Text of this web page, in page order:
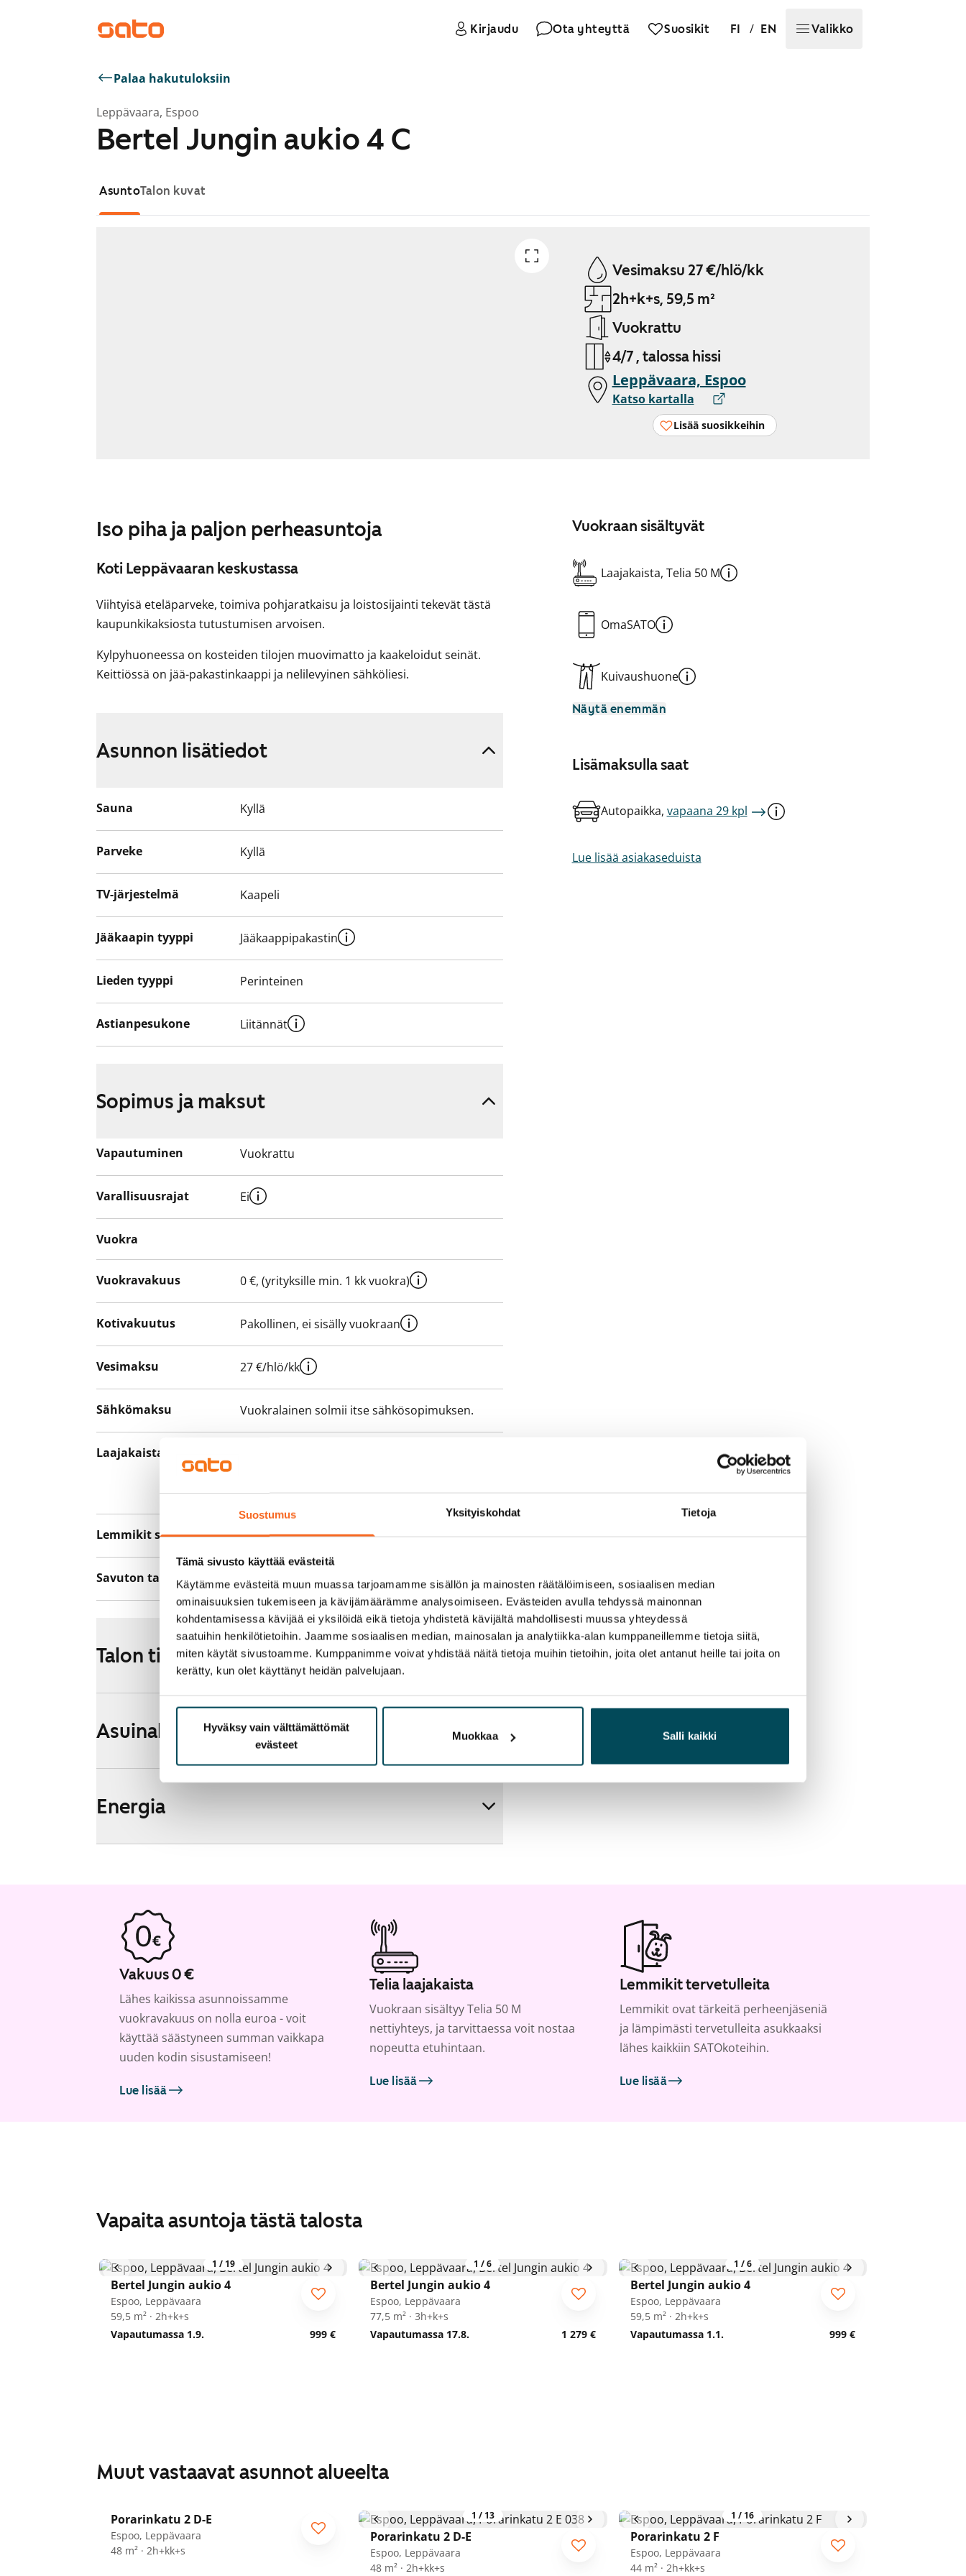
Suostumus Yksityiskohdat Tietoja
Tämä sivusto käyttää evästeitä
Käytämme evästeitä muun muassa tarjoamamme sisällön ja mainosten räätälöimiseen, sosiaalisen median
ominaisuuksien tukemiseen ja kävijämäärämme analysoimiseen. Evästeiden avulla tehdyssä mainonnan
kohdentamisessa kävijää ei yksilöidä eikä tietoja yhdistetä kävijältä mahdollisesti muussa yhteydessä
saatuihin henkilötietoihin. Jaamme sosiaalisen median, mainosalan ja analytiikka-alan kumppaneillemme tietoja siitä,
miten käytät sivustoamme. Kumppanimme voivat yhdistää näitä tietoja muihin tietoihin, joita olet antanut heille tai joita on
kerätty, kun olet käyttänyt heidän palvelujaan.
Hyväksy vain välttämättömät
evästeet
Muokkaa Salli kaikki
Kirjaudu Ota yhteyttä Suosikit FI / EN Valikko
Palaa hakutuloksiin
Leppävaara, Espoo
Bertel Jungin aukio 4 C
AsuntoTalon kuvat
Vesimaksu 27 €/hlö/kk
2h+k+s, 59,5 m²
Vuokrattu
4/7 , talossa hissi
Leppävaara, Espoo
Katso kartalla
Lisää suosikkeihin
Iso piha ja paljon perheasuntoja
Koti Leppävaaran keskustassa
Viihtyisä eteläparveke, toimiva pohjaratkaisu ja loistosijainti tekevät tästä
kaupunkikaksiosta tutustumisen arvoisen.
Kylpyhuoneessa on kosteiden tilojen muovimatto ja kaakeloidut seinät.
Keittiössä on jää-pakastinkaappi ja nelilevyinen sähköliesi.
Vuokraan sisältyvät
Laajakaista, Telia 50 M
OmaSATO
Kuivaushuone
Näytä enemmän
Lisämaksulla saat
Autopaikka, vapaana 29 kpl
Lue lisää asiakaseduista
Asunnon lisätiedot
Sauna Kyllä
Parveke Kyllä
TV-järjestelmä Kaapeli
Jääkaapin tyyppi Jääkaappipakastin
Lieden tyyppi Perinteinen
Astianpesukone Liitännät
Sopimus ja maksut
Vapautuminen Vuokrattu
Varallisuusrajat Ei
Vuokra
Vuokravakuus 0 €, (yrityksille min. 1 kk vuokra)
Kotivakuutus Pakollinen, ei sisälly vuokraan
Vesimaksu 27 €/hlö/kk
Sähkömaksu Vuokralainen solmii itse sähkösopimuksen.
Laajakaista
yhteyttä operaattoriin Telia.
Lemmikit sallittu Kyllä
Savuton talo Ei
Talon tiedot
Asuinalueen esittely ja kartta
Energia
Vakuus 0 €
Lähes kaikissa asunnoissamme
vuokravakuus on nolla euroa - voit
käyttää säästyneen summan vaikkapa
uuden kodin sisustamiseen!
Lue lisää
Telia laajakaista
Vuokraan sisältyy Telia 50 M
nettiyhteys, ja tarvittaessa voit nostaa
nopeutta etuhintaan.
Lue lisää
Lemmikit tervetulleita
Lemmikit ovat tärkeitä perheenjäseniä
ja lämpimästi tervetulleita asukkaaksi
lähes kaikkiin SATOkoteihin.
Lue lisää
Vapaita asuntoja tästä talosta
1 / 19
Bertel Jungin aukio 4
Espoo, Leppävaara
59,5 m² · 2h+k+s
Vapautumassa 1.9.
999 €
1 /6
Bertel Jungin aukio 4
Espoo, Leppävaara
77,5 m² · 3h+k+s
Vapautumassa 17.8.
1 279 €
1 /6
Bertel Jungin aukio 4
Espoo, Leppävaara
59,5 m² · 2h+k+s
Vapautumassa 1.1.
999 €
Muut vastaavat asunnot alueelta
Porarinkatu 2 D-E
Espoo, Leppävaara
48 m² · 2h+kk+s
1 / 13
Porarinkatu 2 D-E
Espoo, Leppävaara
48 m² · 2h+kk+s
1 / 16
Porarinkatu 2 F
Espoo, Leppävaara
44 m² · 2h+kk+s